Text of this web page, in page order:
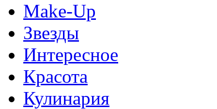
Make-Up
Звезды
Интересное
Красота
Кулинария